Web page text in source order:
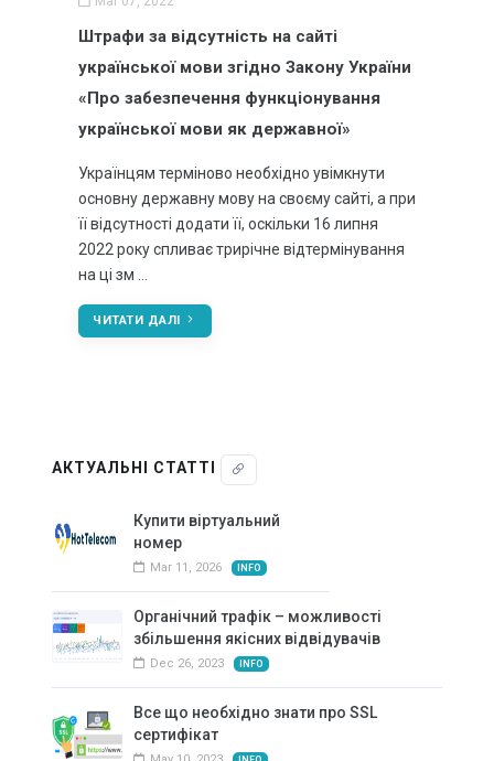
згідно Закон…
Статті
Купити віртуальний номер
Органічний трафік – можливості збільшення якісних
відвідувач…
Все що необхідно знати про SSL сертифікат
Що таке HTTPS і чому він потрібний для сайту
ВСІ СТАТТІ
Знижка на SSL для сайту
Сайт в оренду або лізинг за спеціальною ціною
Штрафи за відсутність на сайті
української мови згідно Закону України
«Про забезпечення функціонування
української мови як державної»
Українцям терміново необхідно увімкнути
основну державну мову на своєму сайті, а при
її відсутності додати її, оскільки 16 липня
2022 року спливає трирічне відтермінування
на ці зм …
ЧИТАТИ ДАЛІ
АКТУАЛЬНІ СТАТТІ
Купити віртуальний
номер
Mar 11, 2026 INFO
Органічний трафік – можливості
збільшення якісних відвідувачів
Dec 26, 2023 INFO
Все що необхідно знати про SSL
сертифікат